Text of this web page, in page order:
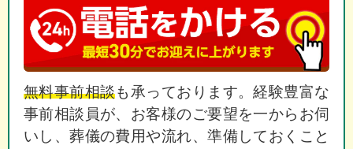
無料事前相談も承っております。経験豊富な
事前相談員が、お客様のご要望を一からお伺
いし、葬儀の費用や流れ、準備しておくこと